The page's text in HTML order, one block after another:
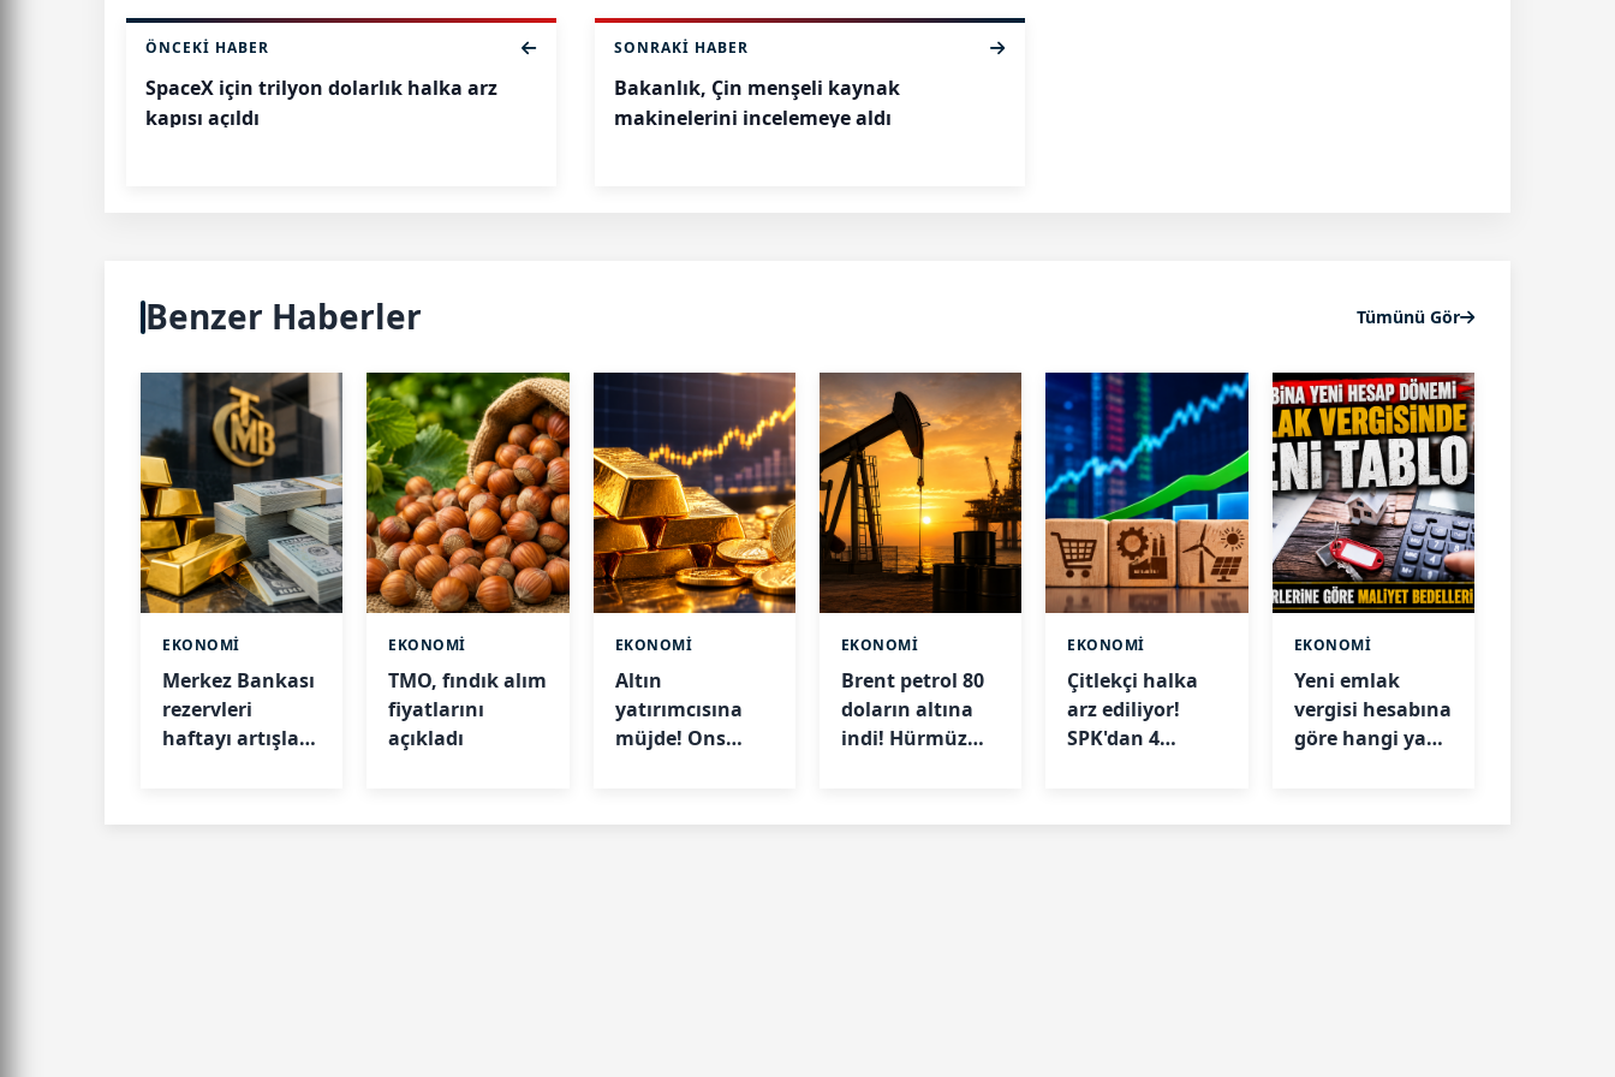
ÖNCEKI HABER
SpaceX için trilyon dolarlık halka arz
kapısı açıldı
SONRAKI HABER
Bakanlık, Çin menşeli kaynak
makinelerini incelemeye aldı
Benzer Haberler Tümünü Gör
EKONOMİ
Merkez Bankası
rezervleri
haftayı artışla
EKONOMİ
TMO, fındık alım
fiyatlarını
açıkladı
EKONOMİ
Altın
yatırımcısına
müjde! Ons
EKONOMİ
Brent petrol 80
doların altına
indi! Hürmüz
EKONOMİ
Çitlekçi halka
arz ediliyor!
SPK'dan 4
EKONOMİ
Yeni emlak
vergisi hesabına
göre hangi yapı